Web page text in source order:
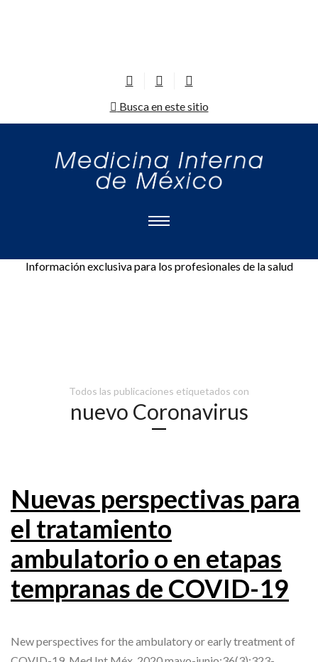
Busca en este sitio
Información exclusiva para los profesionales de la salud
Todos las publicaciones etiquetados con
nuevo Coronavirus
Nuevas perspectivas para
el tratamiento
ambulatorio o en etapas
tempranas de COVID-19
New perspectives for the ambulatory or early treatment of